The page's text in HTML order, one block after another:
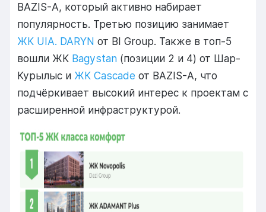
BAZIS-A, который активно набирает
популярность. Третью позицию занимает
ЖК UIA. DARYN от BI Group. Также в топ-5
вошли ЖК Bagystan (позиции 2 и 4) от Шар-
Курылыс и ЖК Cascade от BAZIS-A, что
подчёркивает высокий интерес к проектам с
расширенной инфраструктурой.